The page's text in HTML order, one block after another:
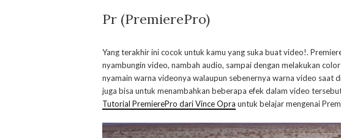
Pr (PremierePro)
Yang terakhir ini cocok untuk kamu yang suka buat video!.
nyambungin video, nambah audio, sampai dengan melakukan
nyamain warna videonya walaupun sebenernya warna video saat
juga bisa untuk menambahkan beberapa efek dalam video
Tutorial PremierePro dari Vince Opra untuk belajar mengenai